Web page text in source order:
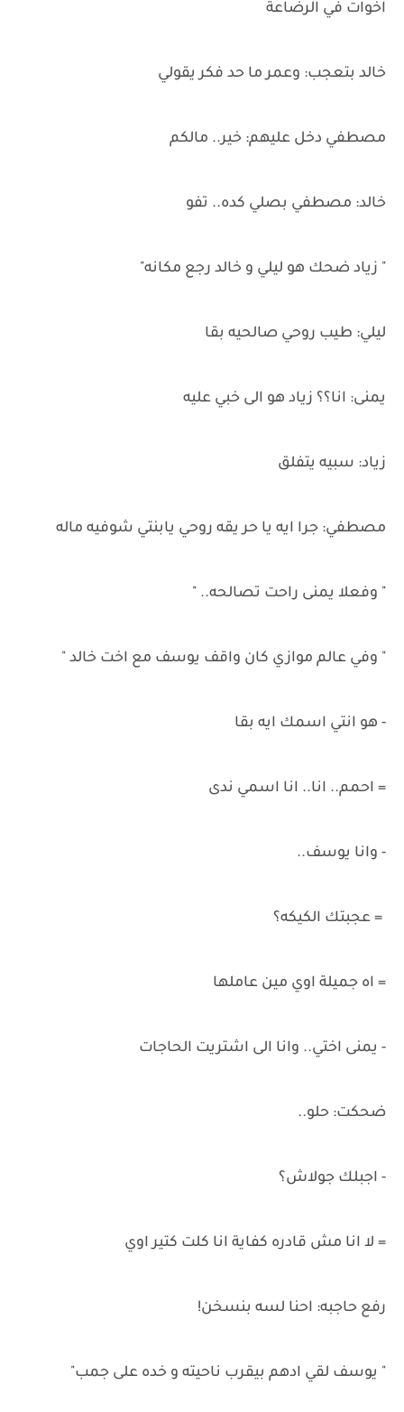
اخوات في الرضاعة
خالد بتعجب: وعمر ما حد فكر يقولي
مصطفي دخل عليهم: خير.. مالكم
خالد: مصطفي بصلي كده.. تفو
" زياد ضحك هو ليلي و خالد رجع مكانه"
ليلي: طيب روحي صالحيه بقا
يمنى: انا؟؟ زياد هو الى خبي عليه
زياد: سبيه يتفلق
مصطفي: جرا ايه يا حر يقه روحي يابنتي شوفيه ماله
" وفعلا يمنى راحت تصالحه.. "
" وفي عالم موازي كان واقف يوسف مع اخت خالد "
- هو انتي اسمك ايه بقا
= احمم.. انا.. انا اسمي ندى
- وانا يوسف..
= عجبتك الكيكه؟
= اه جميلة اوي مين عاملها
- يمنى اختي.. وانا الى اشتريت الحاجات
ضحكت: حلو..
- اجبلك جولاش؟
= لا انا مش قادره كفاية انا كلت كتير اوي
رفع حاجبه: احنا لسه بنسخن!
" يوسف لقي ادهم بيقرب ناحيته و خده على جمب"